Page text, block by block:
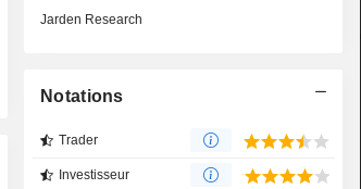
Jarden Research
Notations
Trader
Investisseur